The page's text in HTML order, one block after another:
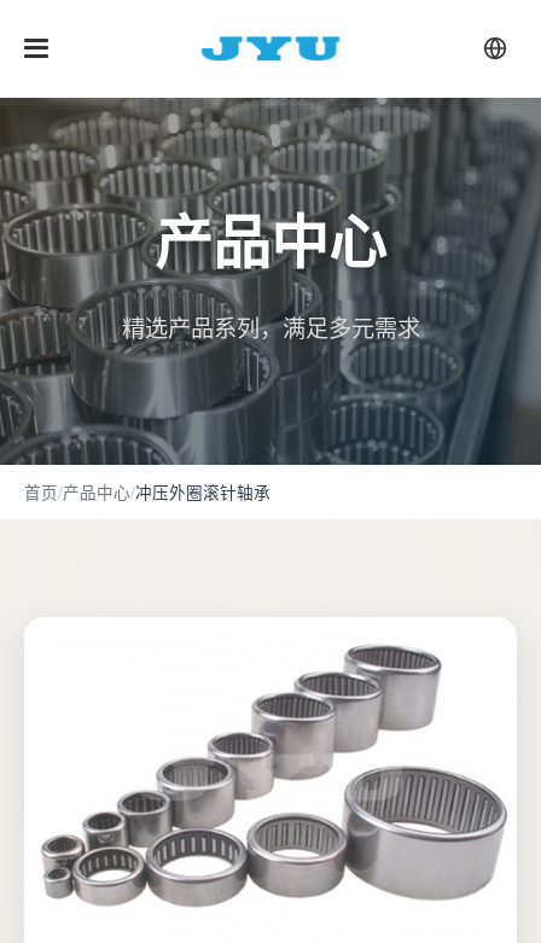
产品中心
精选产品系列，满足多元需求
首页/产品中心/冲压外圈滚针轴承